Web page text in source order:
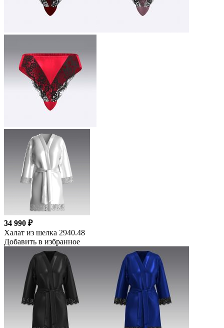
34 990 ₽
Халат из шелка 2940.48
Добавить в избранное